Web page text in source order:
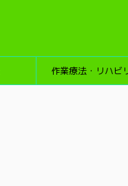
作業療法・リハビ